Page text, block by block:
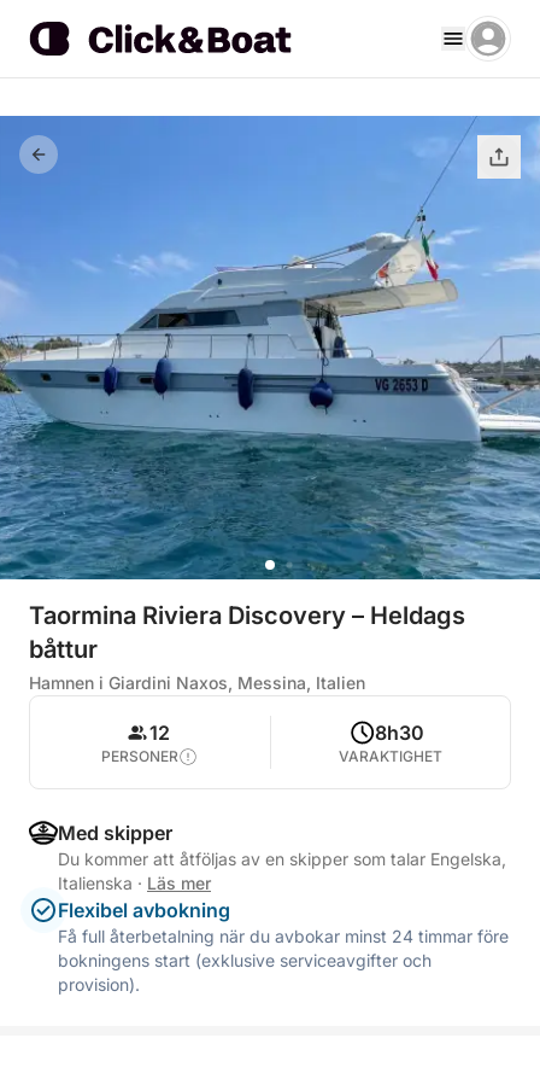
Taormina Riviera Discovery – Heldags
båttur
Hamnen i Giardini Naxos, Messina, Italien
12
PERSONER
8h30
VARAKTIGHET
Med skipper
Du kommer att åtföljas av en skipper som talar Engelska,
Italienska · Läs mer
Flexibel avbokning
Få full återbetalning när du avbokar minst 24 timmar före
bokningens start (exklusive serviceavgifter och
provision).